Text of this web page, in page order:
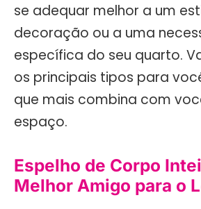
se adequar melhor a um
decoração ou a uma
específica do seu quarto.
os principais tipos para
que mais combina com
espaço.
Espelho de Corpo
Melhor Amigo para o